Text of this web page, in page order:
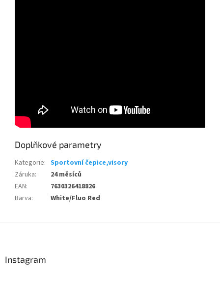
Doplňkové parametry
Kategorie: Sportovní čepice,visory
Záruka:
24 měsíců
EAN:
7630326418826
Barva: White/Fluo Red
Instagram